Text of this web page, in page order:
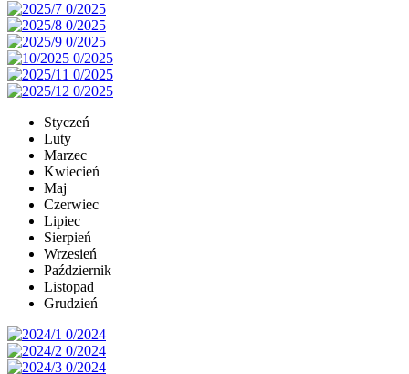
Styczeń
Luty
Marzec
Kwiecień
Maj
Czerwiec
Lipiec
Sierpień
Wrzesień
Październik
Listopad
Grudzień